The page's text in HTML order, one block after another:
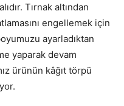
Tırnak altından
engellemek için
ayarladıktan
yaparak devam
ürünün kâğıt törpü